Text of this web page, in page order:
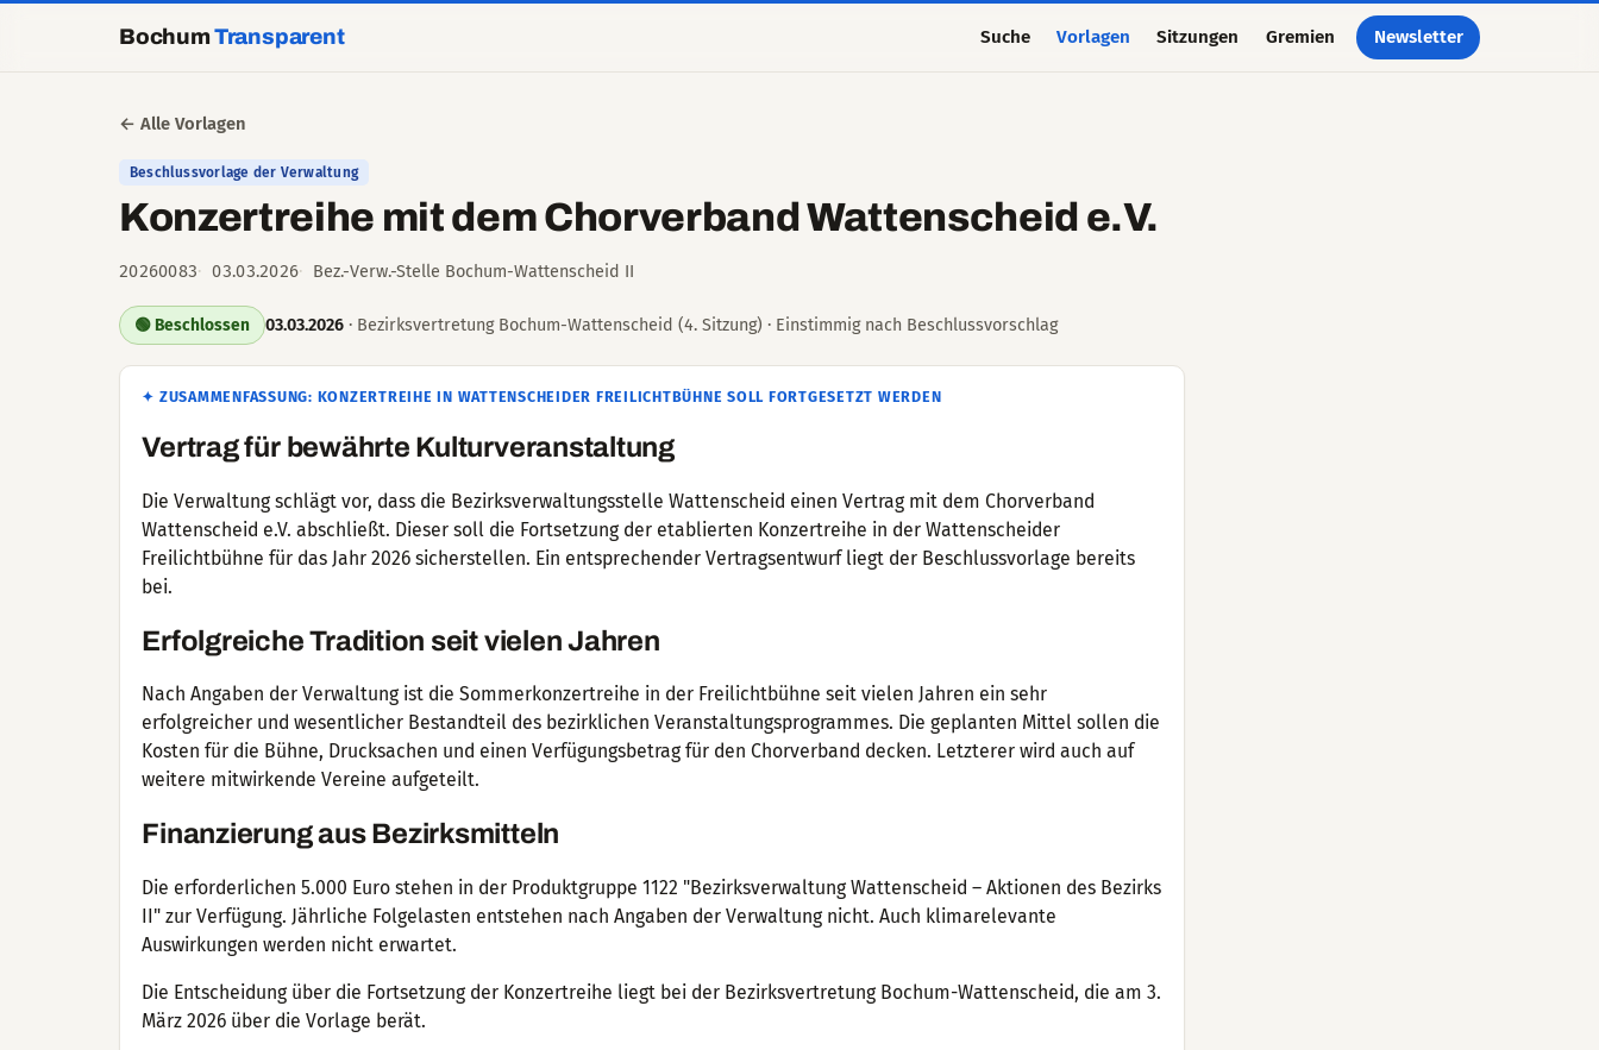
BochumTransparent Suche Vorlagen Sitzungen Gremien Newsletter
← Alle Vorlagen
Beschlussvorlage der Verwaltung
Konzertreihe mit dem Chorverband Wattenscheid e.V.
20260083 03.03.2026 Bez.-Verw.-Stelle Bochum-Wattenscheid II
🟢 Beschlossen 03.03.2026 · Bezirksvertretung Bochum-Wattenscheid (4. Sitzung) · Einstimmig nach Beschlussvorschlag
✦ ZUSAMMENFASSUNG: KONZERTREIHE IN WATTENSCHEIDER FREILICHTBÜHNE SOLL FORTGESETZT WERDEN
Vertrag für bewährte Kulturveranstaltung
Die Verwaltung schlägt vor, dass die Bezirksverwaltungsstelle Wattenscheid einen Vertrag mit dem Chorverband
Wattenscheid e.V. abschließt. Dieser soll die Fortsetzung der etablierten Konzertreihe in der Wattenscheider
Freilichtbühne für das Jahr 2026 sicherstellen. Ein entsprechender Vertragsentwurf liegt der Beschlussvorlage bereits
bei.
Erfolgreiche Tradition seit vielen Jahren
Nach Angaben der Verwaltung ist die Sommerkonzertreihe in der Freilichtbühne seit vielen Jahren ein sehr
erfolgreicher und wesentlicher Bestandteil des bezirklichen Veranstaltungsprogrammes. Die geplanten Mittel sollen die
Kosten für die Bühne, Drucksachen und einen Verfügungsbetrag für den Chorverband decken. Letzterer wird auch auf
weitere mitwirkende Vereine aufgeteilt.
Finanzierung aus Bezirksmitteln
Die erforderlichen 5.000 Euro stehen in der Produktgruppe 1122 "Bezirksverwaltung Wattenscheid – Aktionen des Bezirks
II" zur Verfügung. Jährliche Folgelasten entstehen nach Angaben der Verwaltung nicht. Auch klimarelevante
Auswirkungen werden nicht erwartet.
Die Entscheidung über die Fortsetzung der Konzertreihe liegt bei der Bezirksvertretung Bochum-Wattenscheid, die am 3.
März 2026 über die Vorlage berät.